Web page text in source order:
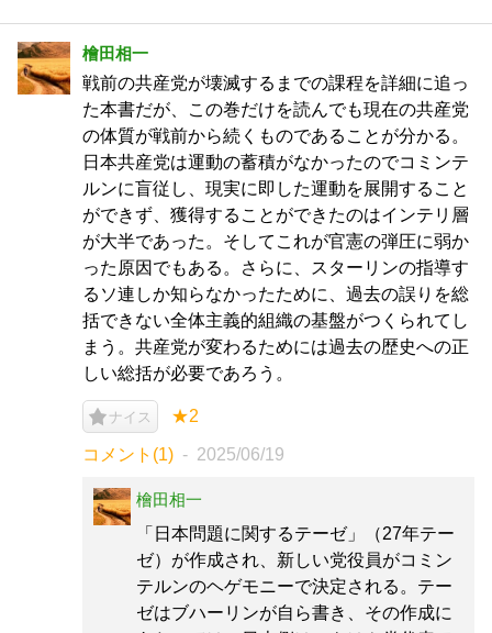
檜田相一
戦前の共産党が壊滅するまでの課程を詳細に追っ
た本書だが、この巻だけを読んでも現在の共産党
の体質が戦前から続くものであることが分かる。
日本共産党は運動の蓄積がなかったのでコミンテ
ルンに盲従し、現実に即した運動を展開すること
ができず、獲得することができたのはインテリ層
が大半であった。そしてこれが官憲の弾圧に弱か
った原因でもある。さらに、スターリンの指導す
るソ連しか知らなかったために、過去の誤りを総
括できない全体主義的組織の基盤がつくられてし
まう。共産党が変わるためには過去の歴史への正
しい総括が必要であろう。
ナイス ★2
コメント(1) 2025/06/19
檜田相一
「日本問題に関するテーゼ」（27年テー
ゼ）が作成され、新しい党役員がコミン
テルンのヘゲモニーで決定される。テー
ゼはブハーリンが自ら書き、その作成に